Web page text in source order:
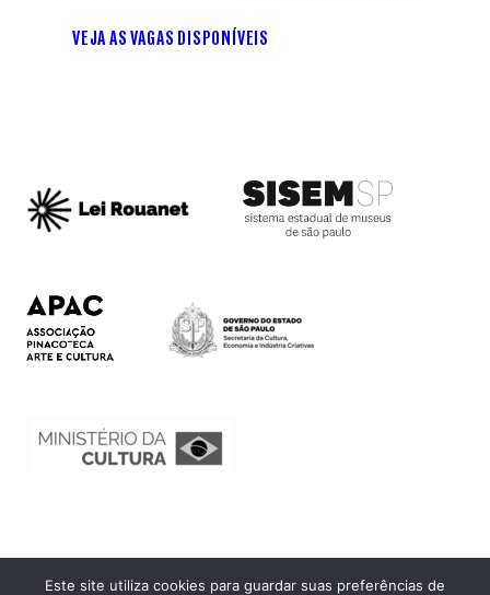
VEJA AS VAGAS DISPONÍVEIS
Este site utiliza cookies para guardar suas preferências de